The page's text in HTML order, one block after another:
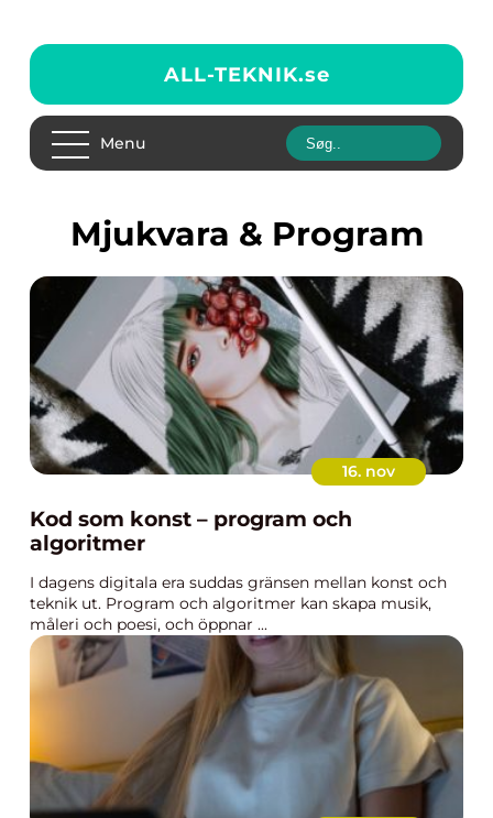
ALL-TEKNIK.se
Menu
Mjukvara & Program
16. nov
Kod som konst – program och
algoritmer
I dagens digitala era suddas gränsen mellan konst och
teknik ut. Program och algoritmer kan skapa musik,
måleri och poesi, och öppnar ...